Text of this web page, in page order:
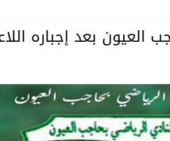
العيون بعد إجباره